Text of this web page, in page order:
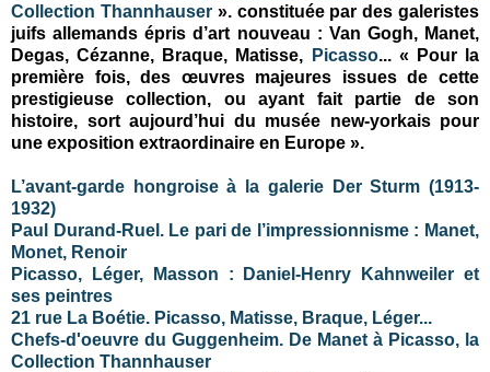
Collection Thannhauser». constituée par des galeristes
juifs allemands épris d’art nouveau : Van Gogh, Manet,
Degas, Cézanne, Braque, Matisse,
Picasso... « Pour la
première fois, des œuvres majeures issues de cette
prestigieuse collection, ou ayant fait partie de son
histoire, sort aujourd’hui du musée new-yorkais pour
une exposition extraordinaire en Europe ».
L’avant-garde hongroise à la galerie Der Sturm (1913-
1932)
Paul Durand-Ruel. Le pari de l’impressionnisme : Manet,
Monet, Renoir
Picasso, Léger, Masson : Daniel-Henry Kahnweiler et
ses peintres
21 rue La Boétie. Picasso, Matisse, Braque, Léger...
Chefs-d'oeuvre du Guggenheim. De Manet à Picasso, la
Collection Thannhauser